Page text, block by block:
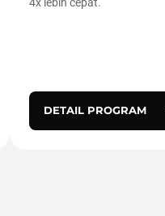
DETAIL PROGRAM